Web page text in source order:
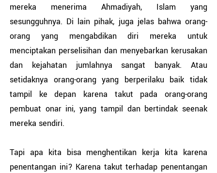
mereka menerima Ahmadiyah, Islam yang
sesungguhnya. Di lain pihak, juga jelas bahwa orang-
orang yang mengabdikan diri mereka untuk
menciptakan perselisihan dan menyebarkan kerusakan
dan kejahatan jumlahnya sangat banyak. Atau
setidaknya orang-orang yang berperilaku baik tidak
tampil ke depan karena takut pada orang-orang
pembuat onar ini, yang tampil dan bertindak seenak
mereka sendiri.
Tapi apa kita bisa menghentikan kerja kita karena
penentangan ini? Karena takut terhadap penentangan